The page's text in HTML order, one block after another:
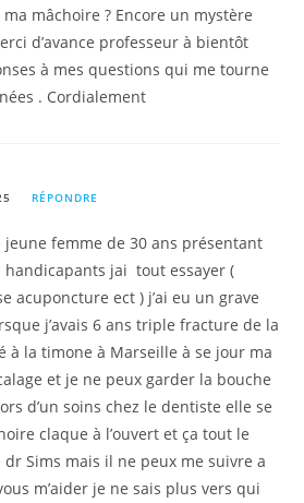
mâchoire ? Encore un mystère
d’avance professeur à bientôt
à mes questions qui me tourne
. Cordialement
RÉPONDRE
femme de 30 ans présentant
handicapants jai tout essayer (
acuponcture ect ) j’ai eu un grave
j’avais 6 ans triple fracture de la
à la timone à Marseille à se jour ma
et je ne peux garder la bouche
d’un soins chez le dentiste elle se
claque à l’ouvert et ça tout le
dr Sims mais il ne peux me suivre a
m’aider je ne sais plus vers qui